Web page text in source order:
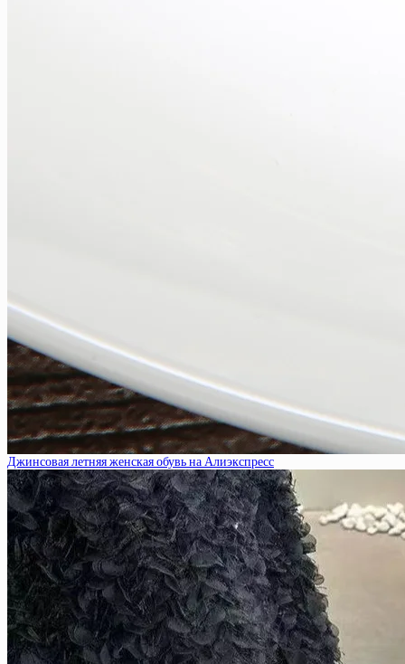
Джинсовая летняя женская обувь на Алиэкспресс